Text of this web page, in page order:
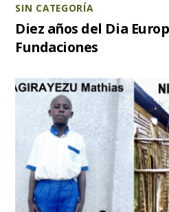
SIN CATEGORÍA
Diez años del Dia
Fundaciones